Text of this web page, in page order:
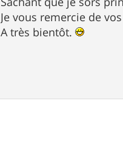
Je vous remercie de
A très bientôt.